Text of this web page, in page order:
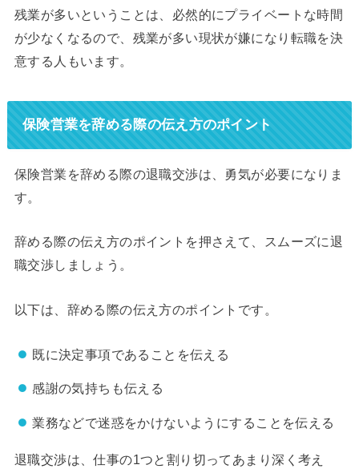
残業が多いということは、必然的にプライベートな時間
が少なくなるので、残業が多い現状が嫌になり転職を決
意する人もいます。
保険営業を辞める際の伝え方のポイント
保険営業を辞める際の退職交渉は、勇気が必要になりま
す。
辞める際の伝え方のポイントを押さえて、スムーズに退
職交渉しましょう。
以下は、辞める際の伝え方のポイントです。
既に決定事項であることを伝える
感謝の気持ちも伝える
業務などで迷惑をかけないようにすることを伝える
退職交渉は、仕事の1つと割り切ってあまり深く考え